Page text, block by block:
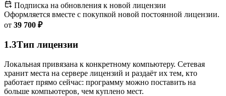
Подписка на обновления к новой лицензии
Оформляется вместе с покупкой новой постоянной лицензии.
от 39 700 ₽
1.3Тип лицензии
Локальная привязана к конкретному компьютеру. Сетевая
хранит места на сервере лицензий и раздаёт их тем, кто
работает прямо сейчас: программу можно поставить на
больше компьютеров, чем куплено мест.